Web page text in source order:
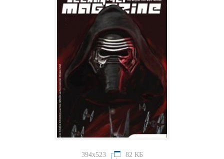
394x523 82 КБ